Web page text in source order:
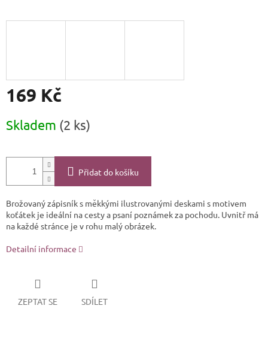
169 Kč
cena:
Skladem (2 ks)
Přidat do košíku
Brožovaný zápisník s měkkými ilustrovanými deskami s motivem
koťátek je ideální na cesty a psaní poznámek za pochodu. Uvnitř má
na každé stránce je v rohu malý obrázek.
Detailní informace
ZEPTAT SE SDÍLET